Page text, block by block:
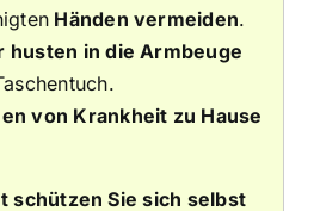
Händen vermeiden.
husten in die Armbeuge
von Krankheit zu Hause
schützen Sie sich selbst